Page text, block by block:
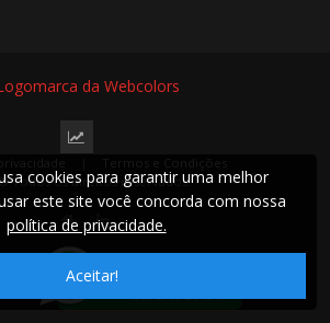
Todos os direitos reservados.
cookies para garantir uma melhor
este site você concorda com nossa
política de privacidade.
Aceitar!